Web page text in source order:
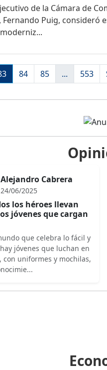
de la Cámara de
Fernando Puig, consideró
84 85 ... 553
Alejandro Cabrera
24/06/2025
los héroes llevan
jóvenes que cargan
que celebra lo fácil y
jóvenes que luchan en
con uniformes y mochilas,